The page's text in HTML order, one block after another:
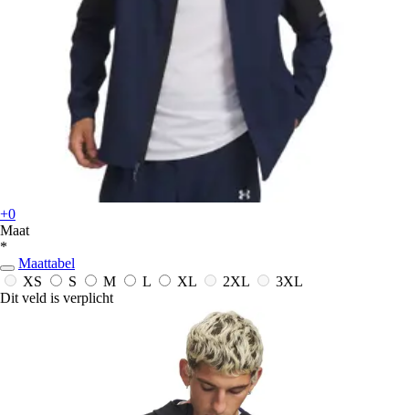
+0
Maat
*
Maattabel
XS
S M L XL 2XL
3XL
Dit veld is verplicht